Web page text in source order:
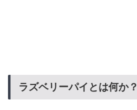
ラズベリーパイとは何か？